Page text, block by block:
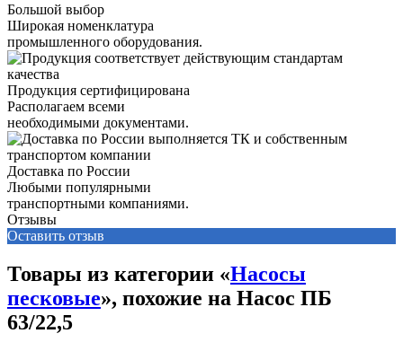
Большой выбор
Широкая номенклатура
промышленного оборудования.
Продукция сертифицирована
Располагаем всеми
необходимыми документами.
Доставка по России
Любыми популярными
транспортными компаниями.
Отзывы
Оставить отзыв
Товары из категории «Насосы
песковые», похожие на Насос ПБ
63/22,5